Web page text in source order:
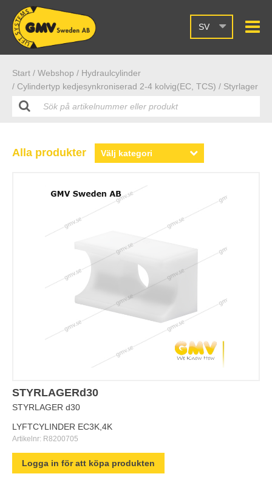
SV
Start / Webshop / Hydraulcylinder
/ Cylindertyp kedjesynkroniserad 2-4 kolvig(EC, TCS) / Styrlager
Alla produkter
STYRLAGERd30
STYRLAGER d30
LYFTCYLINDER EC3K,4K
Artikelnr: R8200705
Logga in för att köpa produkten